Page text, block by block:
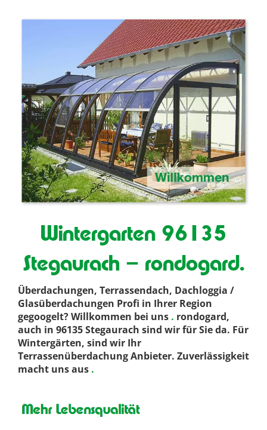
Wintergarten 96135
Stegaurach – rondogard.
Überdachungen, Terrassendach, Dachloggia /
Glasüberdachungen Profi in Ihrer Region
gegoogelt? Willkommen bei uns . rondogard,
auch in 96135 Stegaurach sind wir für Sie da. Für
Wintergärten, sind wir Ihr
Terrassenüberdachung Anbieter. Zuverlässigkeit
macht uns aus .